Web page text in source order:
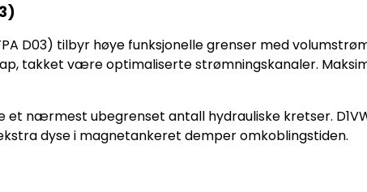
D03) tilbyr høye funksjonelle grenser med
takket være optimaliserte strømningskanaler.
nærmest ubegrenset antall hydrauliske kretser.
dyse i magnetankeret demper omkoblingstiden.